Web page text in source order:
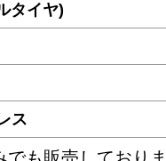
タイヤ)
ス